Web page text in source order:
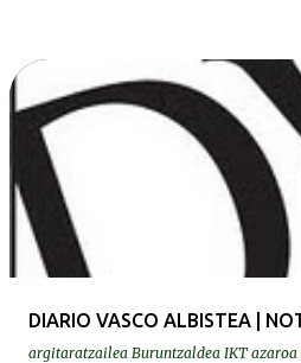
DIARIO VASCO ALBISTEA |
argitaratzailea Buruntzaldea IKT azaroa